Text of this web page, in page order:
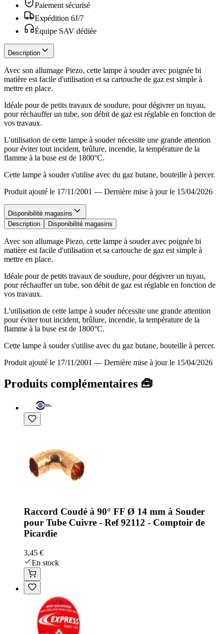
Paiement sécurisé
Expédition 6J/7
Équipe SAV dédiée
Description
Avec son allumage Piezo, cette lampe à souder avec poignée bi
matière est facile d'utilisation et sa cartouche de gaz est simple à
mettre en place.
Idéale pour de petits travaux de soudure, pour dégivrer un tuyau,
pour réchauffer un tube, son débit de gaz est réglable en fonction de
vos travaux.
L'utilisation de cette lampe à souder nécessite une grande attention
pour éviter tout incident, brûlure, incendie, la température de la
flamme à la buse est de 1800°C.
Cette lampe à souder s'utilise avec du gaz butane, bouteille à percer.
Produit ajouté le 17/11/2001 — Dernière mise à jour le 15/04/2026
Disponibilité magasins
Description
Disponibilité magasins
Avec son allumage Piezo, cette lampe à souder avec poignée bi
matière est facile d'utilisation et sa cartouche de gaz est simple à
mettre en place.
Idéale pour de petits travaux de soudure, pour dégivrer un tuyau,
pour réchauffer un tube, son débit de gaz est réglable en fonction de
vos travaux.
L'utilisation de cette lampe à souder nécessite une grande attention
pour éviter tout incident, brûlure, incendie, la température de la
flamme à la buse est de 1800°C.
Cette lampe à souder s'utilise avec du gaz butane, bouteille à percer.
Produit ajouté le 17/11/2001 — Dernière mise à jour le 15/04/2026
Produits complémentaires 🧰
Raccord Coudé à 90° FF Ø 14 mm à Souder
pour Tube Cuivre - Ref 92112 - Comptoir de
Picardie
3,45 €
En stock